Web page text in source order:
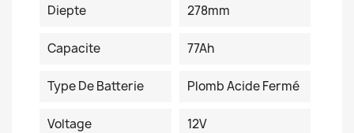
Diepte 278mm
Capacite 77Ah
Type De Batterie Plomb Acide Fermé
Voltage 12V